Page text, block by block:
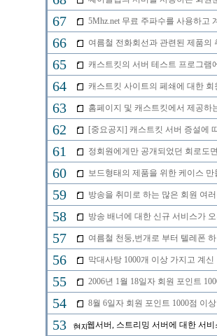
67 5Mhz.net 무료 주파수를 사용하고
66 여름철 전화회선과 관련된 제품
65 캐스트킷의 서버 테스트 프로그램
64 캐스트킷 사이트의 페쇄에 대한
63 홈페이지 및 캐스트킷에서 제공
62 [중요공지] 캐스트킷 서버 증설에
61 정회원에게만 공개되었던 회로도
60 보드형태의 제품을 위한 케이스
59 방송을 취미로 하는 많은 회원 여
58 방송 배너에 대한 신규 서비스가
57 여름철 천둥,번개로 부터 텔레폰
56 막대사탕 1000개 이상 가지고 계
55 2006년 1월 18일자 회원 포인트
54 8월 6일자 회원 포인트 1000점 이
53 웹서버, 스트리밍 서버에 대한 서